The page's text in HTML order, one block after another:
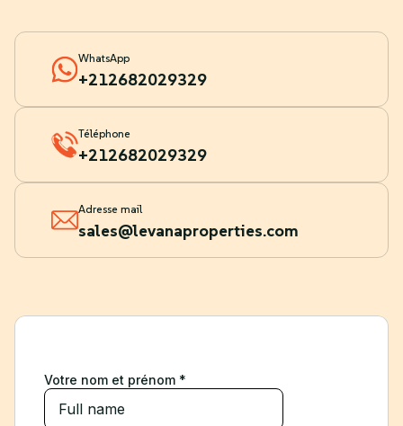
WhatsApp
+212682029329
Téléphone
+212682029329
Adresse mail
sales@levanaproperties.com